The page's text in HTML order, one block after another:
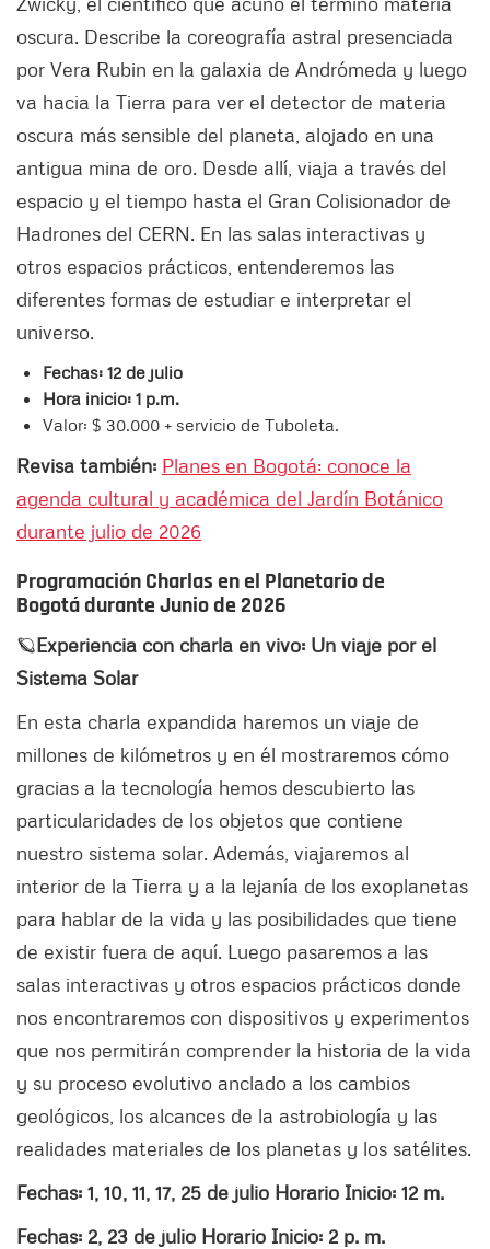
oscura. Describe la coreografía astral presenciada
por Vera Rubin en la galaxia de Andrómeda y luego
va hacia la Tierra para ver el detector de materia
oscura más sensible del planeta, alojado en una
antigua mina de oro. Desde allí, viaja a través del
espacio y el tiempo hasta el Gran Colisionador de
Hadrones del CERN. En las salas interactivas y
otros espacios prácticos, entenderemos las
diferentes formas de estudiar e interpretar el
universo.
Fechas: 12 de julio
Hora inicio: 1 p.m.
Valor: $ 30.000 + servicio de Tuboleta.
Revisa también: Planes en Bogotá: conoce la
agenda cultural y académica del Jardín Botánico
durante julio de 2026
Programación Charlas en el Planetario de
Bogotá durante Junio de 2026
🪐Experiencia con charla en vivo: Un viaje por el
Sistema Solar
En esta charla expandida haremos un viaje de
millones de kilómetros y en él mostraremos cómo
gracias a la tecnología hemos descubierto las
particularidades de los objetos que contiene
nuestro sistema solar. Además, viajaremos al
interior de la Tierra y a la lejanía de los exoplanetas
para hablar de la vida y las posibilidades que tiene
de existir fuera de aquí. Luego pasaremos a las
salas interactivas y otros espacios prácticos donde
nos encontraremos con dispositivos y experimentos
que nos permitirán comprender la historia de la vida
y su proceso evolutivo anclado a los cambios
geológicos, los alcances de la astrobiología y las
realidades materiales de los planetas y los satélites.
Fechas: 1, 10, 11, 17, 25 de julio Horario Inicio: 12 m.
Fechas: 2, 23 de julio Horario Inicio: 2 p. m.